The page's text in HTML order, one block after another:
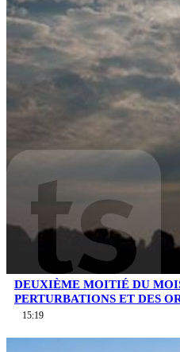
DEUXIÈME MOITIÉ DU
PERTURBATIONS ET DES
15:19